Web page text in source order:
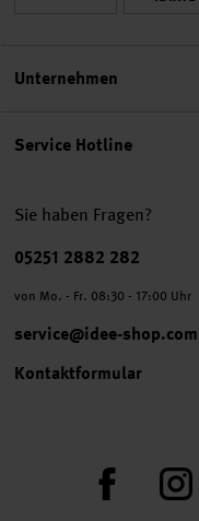
Service Hotline
Sie haben Fragen?
Telefonnummer
05251 2882 282
von Mo. - Fr. 08:30 - 17:00 Uhr
service@idee-shop.com
Kontaktformular
Facebook
Unternehmen